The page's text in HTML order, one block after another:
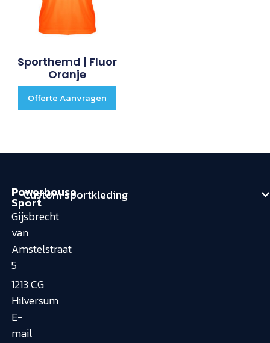
Sporthemd | Fluor
Oranje
Offerte Aanvragen
Powerhouse
Sport
Gijsbrecht
van
Amstelstraat
5
1213 CG
Hilversum
E-
mail
Custom sportkleding